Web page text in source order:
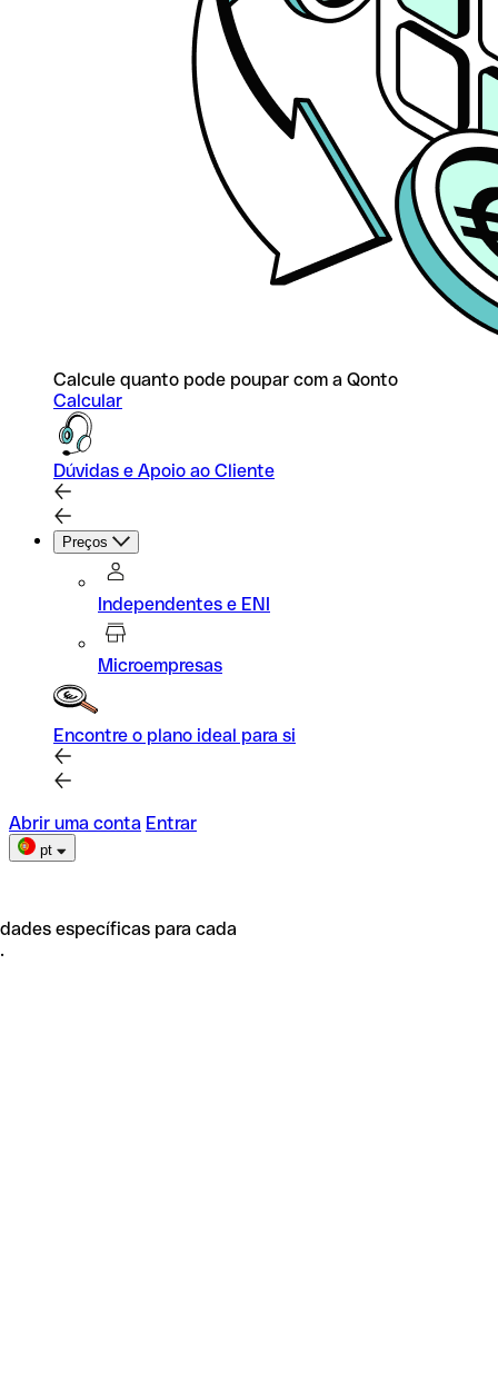
Calcule quanto pode poupar com a Qonto
Calcular
Dúvidas e Apoio ao Cliente
Preços
Independentes e ENI
Microempresas
Encontre o plano ideal para si
Abrir uma conta Entrar
pt
específicas para cada